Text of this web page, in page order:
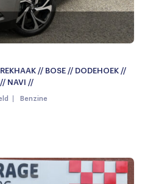
// BOSE // DODEHOEK //
// NAVI //
Benzine